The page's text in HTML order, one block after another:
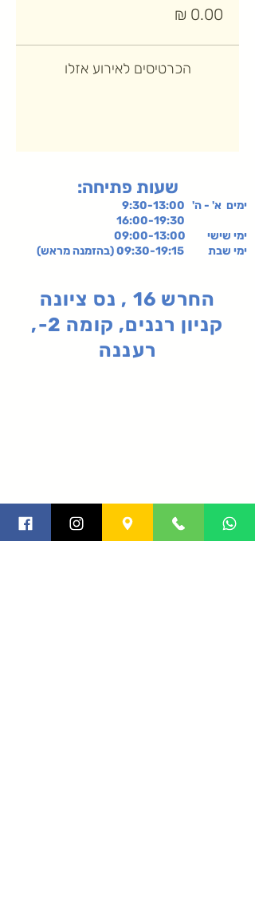
הכרטיסים לאירוע אזלו
:שעות פתיחה
ימים א' - ה' 9:30-13:00
ימי שישי 09:00-13:00
ימי שבת 09:30-19:15 (בהזמנה מראש)
החרש 16 , נס ציונה
קניון רננים, קומה 2-,
רעננה
תקנון